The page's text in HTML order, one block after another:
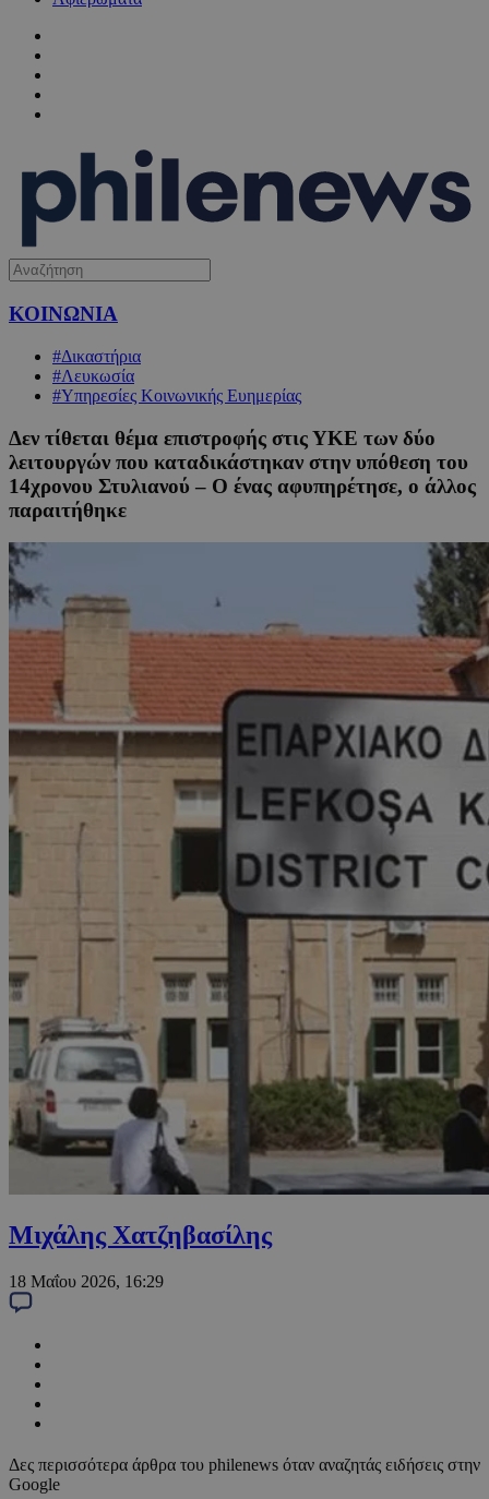
ΚΟΙΝΩΝΙΑ
#Δικαστήρια
#Λευκωσία
#Υπηρεσίες Κοινωνικής Ευημερίας
Δεν τίθεται θέμα επιστροφής στις ΥΚΕ των δύο
λειτουργών που καταδικάστηκαν στην υπόθεση του
14χρονου Στυλιανού – Ο ένας αφυπηρέτησε, ο άλλος
παραιτήθηκε
Μιχάλης Χατζηβασίλης
18 Μαΐου 2026, 16:29
Δες περισσότερα άρθρα του philenews όταν αναζητάς ειδήσεις στην
Google